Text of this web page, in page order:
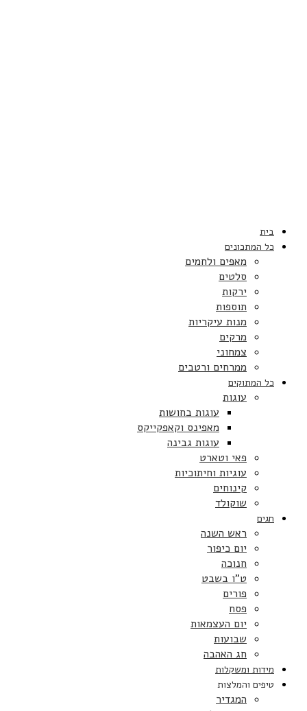
בית
כל המתכונים
מאפים ולחמים
סלטים
ירקות
תוספות
מנות עיקריות
מרקים
צמחוני
ממרחים ורטבים
כל המתוקים
עוגות
עוגות בחושות
מאפינס וקאפקייקס
עוגות גבינה
פאי וטארט
עוגיות וחיתוכיות
קינוחים
שוקולד
חגים
ראש השנה
יום כיפור
חנוכה
ט”ו בשבט
פורים
פסח
יום העצמאות
שבועות
חג האהבה
מידות ומשקלות
טיפים והמלצות
המגדיר